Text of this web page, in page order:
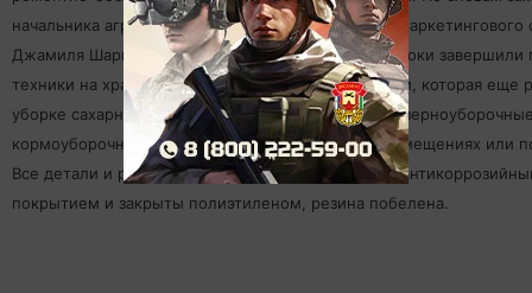
начальника агроуправления района - начальника маркетингового
Джамиля Шарипова многие хозяйства в сжатые сроки завершили
техники на хранение, за исключением той техники, которая еще
уборке сахарной свеклы. В некоторых хозяйствах
кормоуборочные комбайны хранятся в крытых помещениях или
Все детали и рабочие органы машин обработаны
покрытием и закрыты полиэтиленом, резина побелена.